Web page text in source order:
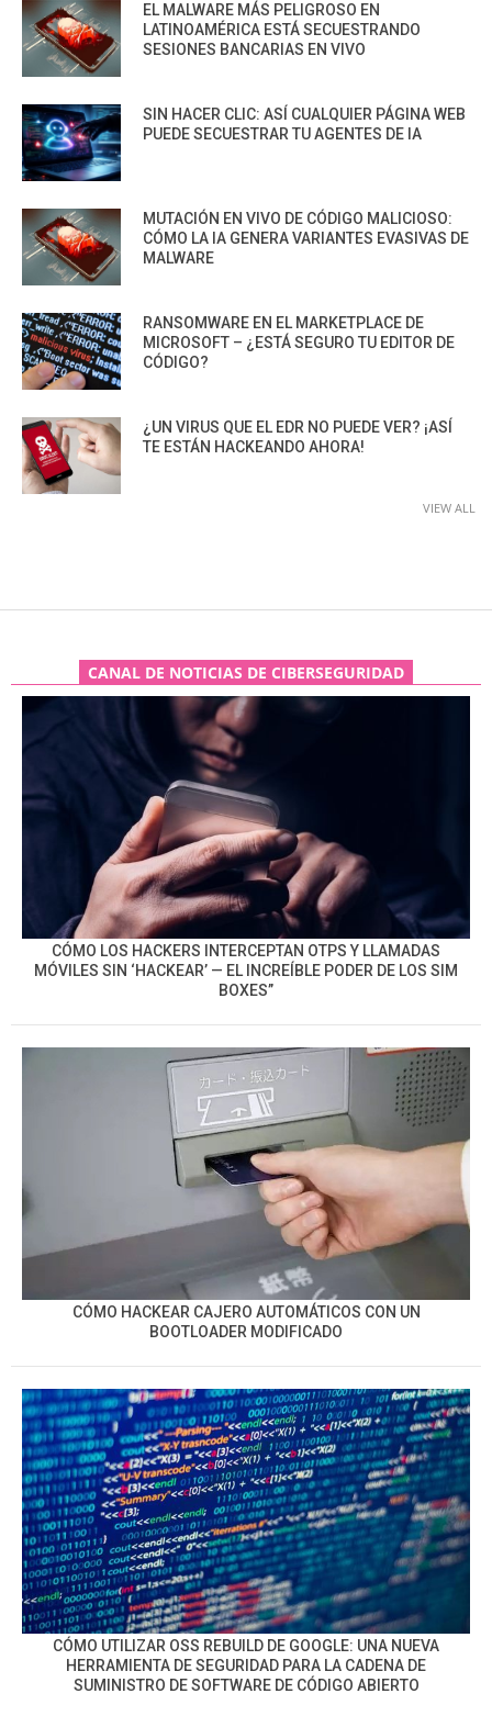
EL MALWARE MÁS PELIGROSO EN
LATINOAMÉRICA ESTÁ SECUESTRANDO
SESIONES BANCARIAS EN VIVO
SIN HACER CLIC: ASÍ CUALQUIER PÁGINA WEB
PUEDE SECUESTRAR TU AGENTES DE IA
MUTACIÓN EN VIVO DE CÓDIGO MALICIOSO:
CÓMO LA IA GENERA VARIANTES EVASIVAS DE
MALWARE
RANSOMWARE EN EL MARKETPLACE DE
MICROSOFT – ¿ESTÁ SEGURO TU EDITOR DE
CÓDIGO?
¿UN VIRUS QUE EL EDR NO PUEDE VER? ¡ASÍ
TE ESTÁN HACKEANDO AHORA!
VIEW ALL
CANAL DE NOTICIAS DE CIBERSEGURIDAD
CÓMO LOS HACKERS INTERCEPTAN OTPS Y LLAMADAS
MÓVILES SIN ‘HACKEAR’ — EL INCREÍBLE PODER DE LOS SIM
BOXES”
CÓMO HACKEAR CAJERO AUTOMÁTICOS CON UN
BOOTLOADER MODIFICADO
CÓMO UTILIZAR OSS REBUILD DE GOOGLE: UNA NUEVA
HERRAMIENTA DE SEGURIDAD PARA LA CADENA DE
SUMINISTRO DE SOFTWARE DE CÓDIGO ABIERTO